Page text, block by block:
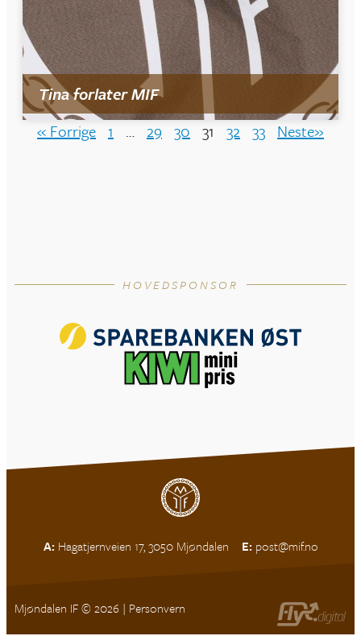
Tina forlater MIF
« Forrige 1 … 29 30 31 32 33 Neste»
HOVEDSPONSOR
A:Hagatjernveien 17, 3050 Mjøndalen E: post@mif.no
Mjøndalen IF © 2026 | Personvern